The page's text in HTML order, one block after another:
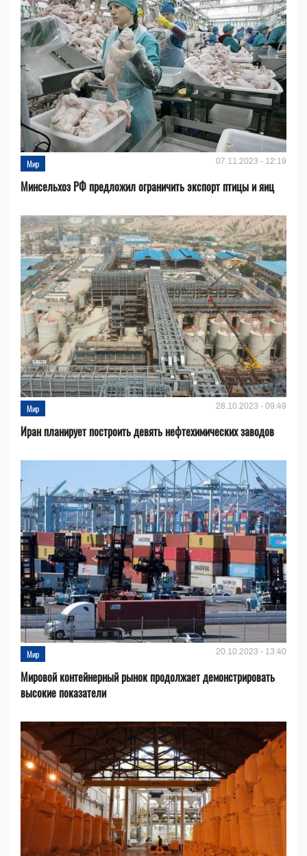
Мир 07.11.2023 - 12:19
Минсельхоз РФ предложил ограничить экспорт птицы и яиц
Мир 28.10.2023 - 09:49
Иран планирует построить девять нефтехимических заводов
Мир 20.10.2023 - 13:40
Мировой контейнерный рынок продолжает демонстрировать
высокие показатели